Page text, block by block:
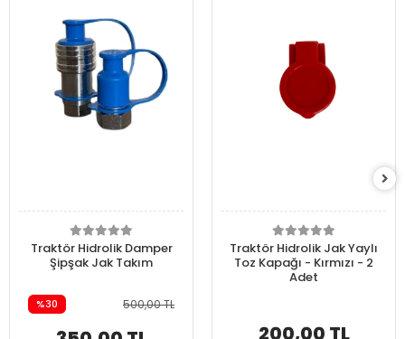
Traktör Hidrolik Damper
Şipşak Jak Takım
%30 500,00 TL
Traktör Hidrolik Jak Yaylı
Toz Kapağı - Kırmızı - 2
Adet
200,00 TL